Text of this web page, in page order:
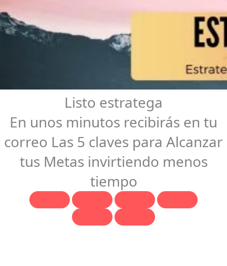
Listo estratega
En unos minutos recibirás en tu
correo Las 5 claves para Alcanzar
tus Metas invirtiendo menos
tiempo